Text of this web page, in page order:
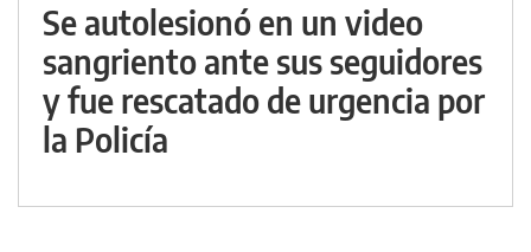
Se autolesionó en un video
sangriento ante sus seguidores
y fue rescatado de urgencia por
la Policía